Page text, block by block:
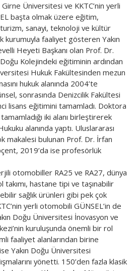
Üniversitesi ve KKTC’nin yerli
başta olmak üzere eğitim,
sanayi, teknoloji ve kültür
kurumuyla faaliyet gösteren Yakın
Heyeti Başkanı olan Prof. Dr.
Kolejindeki eğitiminin ardından
Hukuk Fakültesinden mezun
hukuk alanında 2004’te
sonrasında Denizcilik Fakültesi
lisans eğitimini tamamladı. Doktora
iki alanı birleştirerek
alanında yaptı. Uluslararası
makalesi bulunan Prof. Dr. İrfan
2019’da ise profesörlük
otomobiller RA25 ve RA27, dünya
hastane tipi ve taşınabilir
sağlık ürünleri gibi pek çok
yerli otomobili GÜNSEL’in de
Doğu Üniversitesi İnovasyon ve
kuruluşunda önemli bir rol
faaliyet alanlarından birine
Yakın Doğu Üniversitesi
yönetti. 150’den fazla klasik